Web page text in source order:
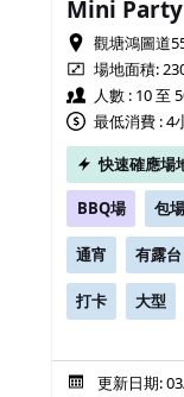
Mini
觀塘鴻圖道
場地面積:
人數 : 10 至
最低消費 : 4
快速確應場
BBQ場 包場
通宵 有露台
打卡 大型
更新日期: